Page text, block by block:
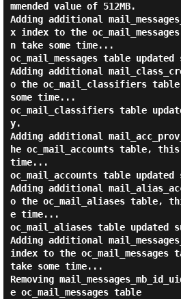
mmended value of 512MB.
Adding additional
x index to the
n take some time...
oc_mail_messages table
Adding additional
o the oc_mail_classifiers
some time...
oc_mail_classifiers table
y.
Adding additional
he oc_mail_accounts table, this
time...
oc_mail_accounts table
Adding additional
o the oc_mail_aliases table,
e time...
oc_mail_aliases table updated
Adding additional
index to the
take some time...
Removing
e oc_mail_messages table